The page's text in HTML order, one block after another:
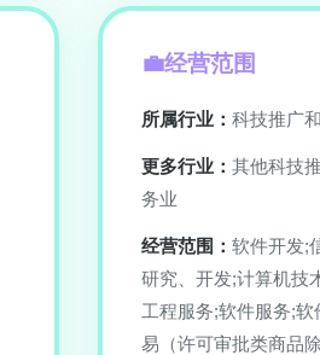
经营范围
所属行业： 科技推广
更多行业： 其他科技
务业
经营范围： 软件开发;
研究、开发;计算机技
工程服务;软件服务;
易（许可审批类商品